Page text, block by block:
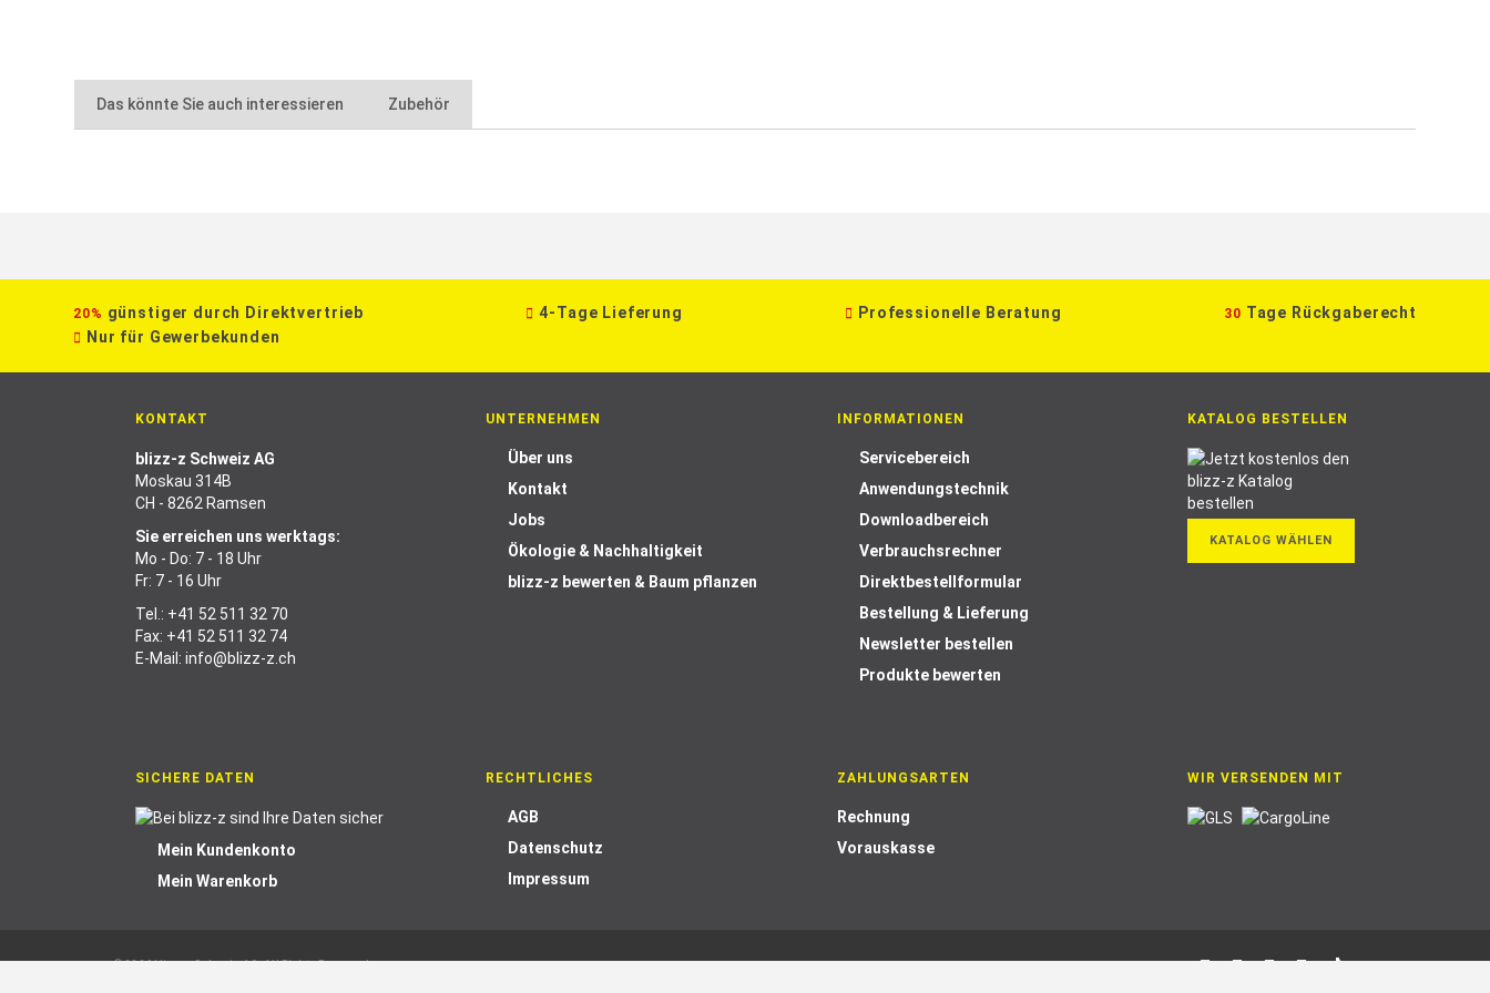
Das könnte Sie auch interessieren Zubehör
20% günstiger durch Direktvertrieb 4-Tage Lieferung Professionelle Beratung 30 Tage Rückgaberecht
Nur für Gewerbekunden
KONTAKT
blizz-z Schweiz AG
Moskau 314B
CH - 8262 Ramsen
Sie erreichen uns werktags:
Mo - Do: 7 - 18 Uhr
Fr: 7 - 16 Uhr
Tel.: +41 52 511 32 70
Fax: +41 52 511 32 74
E-Mail: info@blizz-z.ch
UNTERNEHMEN
Über uns
Kontakt
Jobs
Ökologie & Nachhaltigkeit
blizz-z bewerten & Baum pflanzen
INFORMATIONEN
Servicebereich
Anwendungstechnik
Downloadbereich
Verbrauchsrechner
Direktbestellformular
Bestellung & Lieferung
Newsletter bestellen
Produkte bewerten
KATALOG BESTELLEN
KATALOG WÄHLEN
SICHERE DATEN
Mein Kundenkonto
Mein Warenkorb
RECHTLICHES
AGB
Datenschutz
Impressum
ZAHLUNGSARTEN
Rechnung
Vorauskasse
WIR VERSENDEN MIT
© 2026 blizz-z Schweiz AG. All Rights Reserved.